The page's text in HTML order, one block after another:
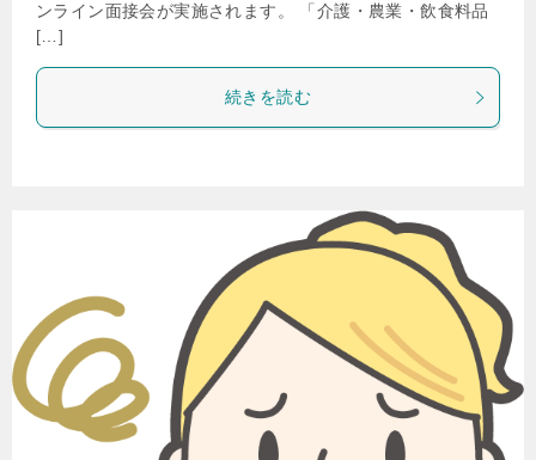
ンライン面接会が実施されます。 「介護・農業・飲食料品
[…]
続きを読む